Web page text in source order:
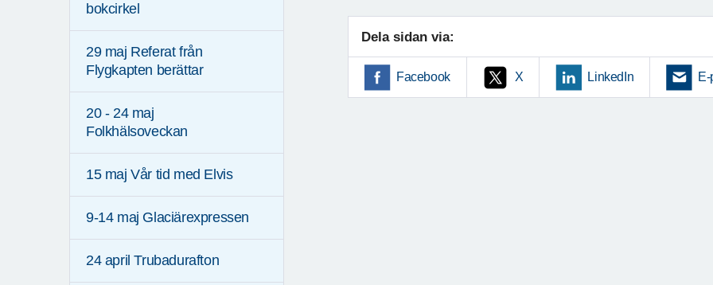
bokcirkel
29 maj Referat från
Flygkapten berättar
20 - 24 maj
Folkhälsoveckan
15 maj Vår tid med Elvis
9-14 maj Glaciärexpressen
24 april Trubadurafton
Dela sidan via:
Facebook X LinkedIn